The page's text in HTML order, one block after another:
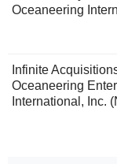
Oceaneering
Infinite
Oceaneering
International, Inc.